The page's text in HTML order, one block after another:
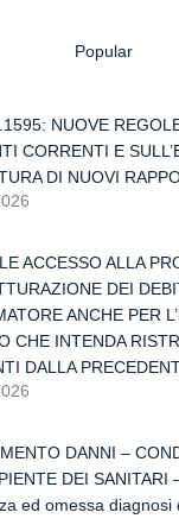
Popular
NUOVE
CORRENTI E
DI NUOVI
ACCESSO ALLA
DEI
ANCHE PER
CHE INTENDA
DALLA
DANNI –
DEI SANITARI
ed omessa diagnosi